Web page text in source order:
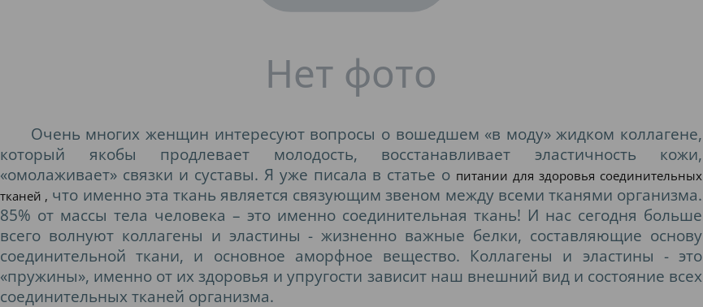
Очень многих женщин интересуют вопросы о вошедшем «в моду» жидком коллагене,
который якобы продлевает молодость, восстанавливает эластичность кожи,
«омолаживает» связки и суставы. Я уже писала в статье о питании для здоровья соединительных
тканей , что именно эта ткань является связующим звеном между всеми тканями организма.
85% от массы тела человека – это именно соединительная ткань! И нас сегодня больше
всего волнуют коллагены и эластины - жизненно важные белки, составляющие основу
соединительной ткани, и основное аморфное вещество. Коллагены и эластины - это
«пружины», именно от их здоровья и упругости зависит наш внешний вид и состояние всех
соединительных тканей организма.